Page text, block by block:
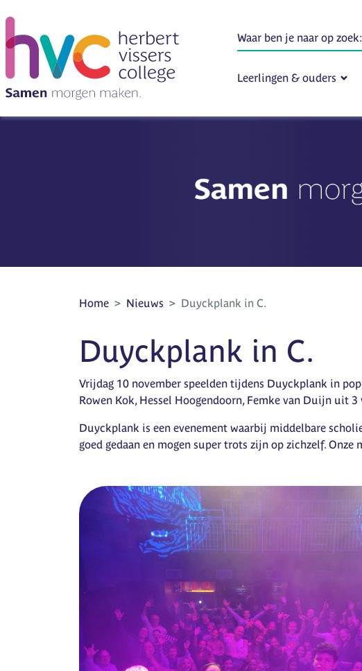
Leerlingen & ouders
Home Nieuws Duyckplank in C.
Duyckplank in C.
Vrijdag 10 november speelden tijdens Duyckplank in
Rowen Kok, Hessel Hoogendoorn, Femke van Duijn uit
Duyckplank is een evenement waarbij middelbare
goed gedaan en mogen super trots zijn op zichzelf.